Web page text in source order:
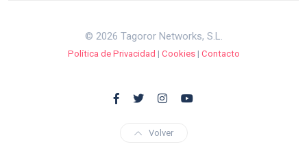
© 2026 Tagoror Networks, S.L.
Política de Privacidad | Cookies| Contacto
Volver